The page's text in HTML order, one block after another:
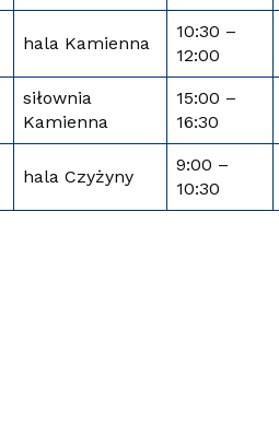
hala Kamienna
10:30 –
12:00
siłownia
Kamienna
15:00 –
16:30
hala Czyżyny
9:00 –
10:30